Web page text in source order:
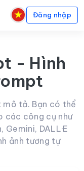
Đăng nhập
- Hình
mô tả. Bạn có thể
các công cụ như
DALL·E
ảnh tương tự